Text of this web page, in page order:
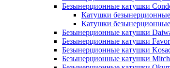
Безынерционные катушки
Катушки
Катушки
Безынерционные катушки
Безынерционные катушки
Безынерционные катушки
Безынерционные катушки